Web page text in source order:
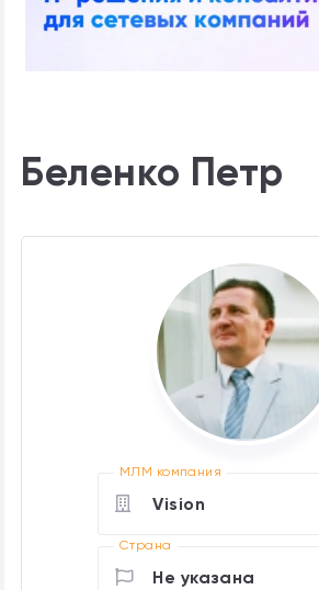
Беленко Петр
МЛМ компания
Vision
Страна
Не указана